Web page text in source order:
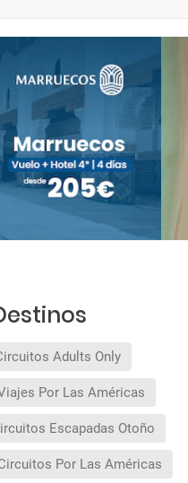
Adults Only
Por Las Américas
Escapadas Otoño
Por Las Américas